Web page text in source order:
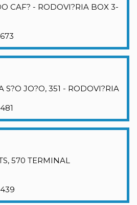
CAF? - RODOVI?RIA BOX 3-
S?O JO?O, 351 - RODOVI?RIA
570 TERMINAL